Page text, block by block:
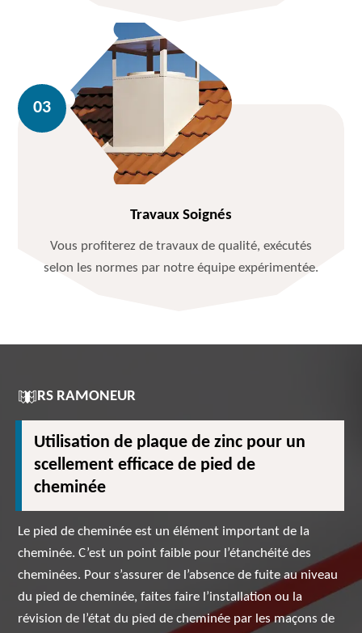
Travaux Soignés
Vous profiterez de travaux de qualité, exécutés
selon les normes par notre équipe expérimentée.
RS RAMONEUR
Utilisation de plaque de zinc pour un
scellement efficace de pied de
cheminée
Le pied de cheminée est un élément important de la
cheminée. C’est un point faible pour l’étanchéité des
cheminées. Pour s’assurer de l’absence de fuite au niveau
du pied de cheminée, faites faire l’installation ou la
révision de l’état du pied de cheminée par les maçons de